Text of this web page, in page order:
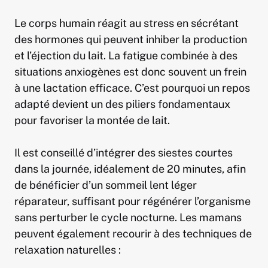
Le corps humain réagit au stress en sécrétant
des hormones qui peuvent inhiber la production
et l’éjection du lait. La fatigue combinée à des
situations anxiogènes est donc souvent un frein
à une lactation efficace. C’est pourquoi un repos
adapté devient un des piliers fondamentaux
pour favoriser la montée de lait.
Il est conseillé d’intégrer des siestes courtes
dans la journée, idéalement de 20 minutes, afin
de bénéficier d’un sommeil lent léger
réparateur, suffisant pour régénérer l’organisme
sans perturber le cycle nocturne. Les mamans
peuvent également recourir à des techniques de
relaxation naturelles :